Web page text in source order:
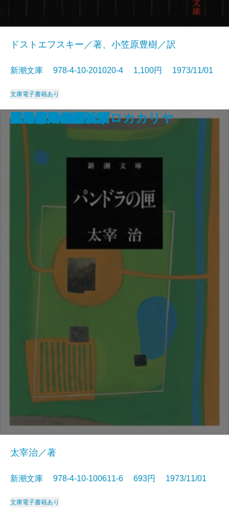
ちいさこべ
ブンとフン
新ハムレット
星への旅
沈黙の春
リチャード三世
Dの複合
ほら男爵 現代の冒険
深川安楽亭
虐げられた人びと
ドストエフスキー／著、小笠原豊樹／訳
新潮文庫 978-4-10-201020-4 1,100円 1973/11/01
文庫電子書籍あり
パンドラの匣
太宰治／著
新潮文庫 978-4-10-100611-6 693円 1973/11/01
文庫電子書籍あり
出発は遂に訪れず
黒の様式
長距離走者の孤独
松風の門
ことばの歳時記
死の家の記録
水中都市・デンドロカカリヤ
夏の花・心願の国
メルヒェン